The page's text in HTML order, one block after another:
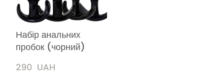
Набір анальних
пробок (чорний)
290  UAH